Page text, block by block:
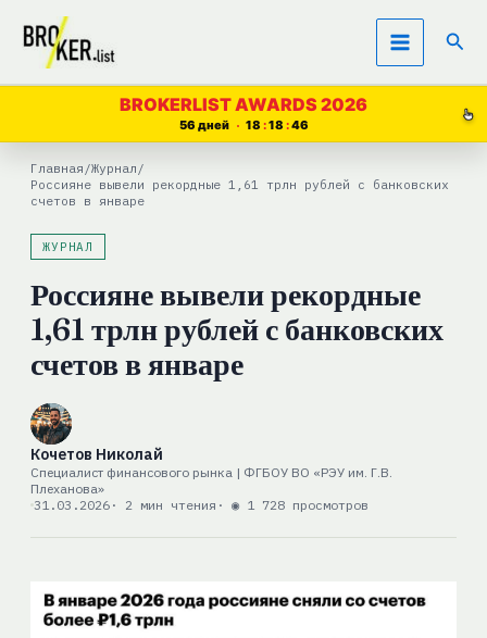
Перейти
содержимому
BROKERLIST AWARDS 2026
56 дней 18 18 45
Главная /Журнал /
Россияне вывели рекордные 1,61 трлн рублей с банковских
счетов в январе
ЖУРНАЛ
Россияне вывели рекордные
1,61 трлн рублей с банковских
счетов в январе
Кочетов Николай
Специалист финансового рынка | ФГБОУ ВО «РЭУ им. Г.В.
Плеханова»
31.03.2026· 2 мин чтения · ◉ 1 728 просмотров